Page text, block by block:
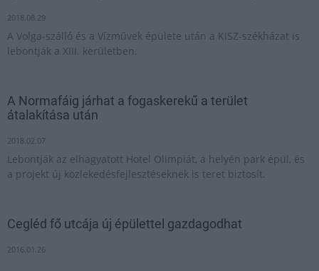
2018.08.29
A Volga-szálló és a Vízművek épülete után a KISZ-székházat is
lebontják a XIII. kerületben.
A Normafáig járhat a fogaskerekű a terület
átalakítása után
2018.02.07
Lebontják az elhagyatott Hotel Olimpiát, a helyén park épül, és
a projekt új közlekedésfejlesztéseknek is teret biztosít.
Cegléd fő utcája új épülettel gazdagodhat
2016.01.26